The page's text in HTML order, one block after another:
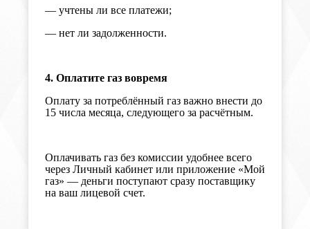
— учтены ли все платежи;
— нет ли задолженности.
4. Оплатите газ вовремя
Оплату за потреблённый газ важно внести до
15 числа месяца, следующего за расчётным.
Оплачивать газ без комиссии удобнее всего
через Личный кабинет или приложение «Мой
газ» — деньги поступают сразу поставщику
на ваш лицевой счет.